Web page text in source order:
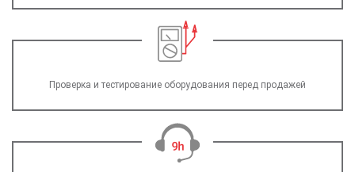
Проверка и тестирование оборудования перед продажей